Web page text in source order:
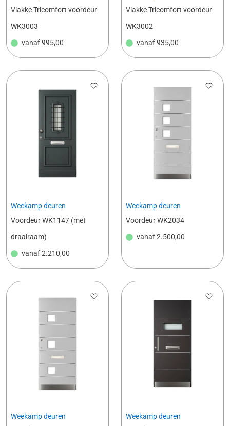
Vlakke Tricomfort voordeur
WK3003
vanaf995,00
Vlakke Tricomfort voordeur
WK3002
vanaf935,00
Weekamp deuren
Voordeur WK1147 (met
draairaam)
vanaf2.210,00
Weekamp deuren
Voordeur WK2034
vanaf2.500,00
Weekamp deuren
Weekamp deuren